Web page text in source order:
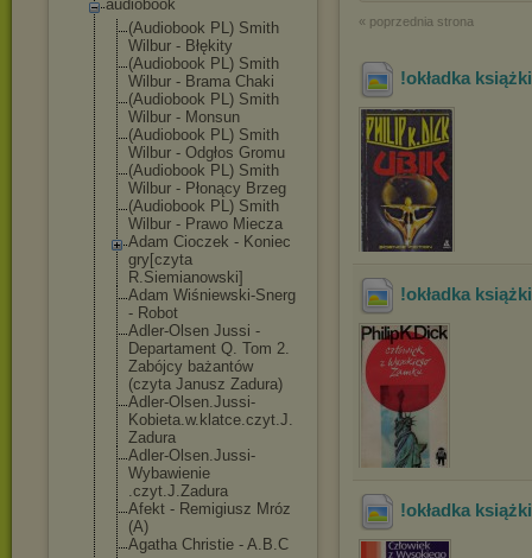
audiobook
(Audiobook PL) Smith
Wilbur - Błękity
(Audiobook PL) Smith
Wilbur - Brama Chaki
(Audiobook PL) Smith
Wilbur - Monsun
(Audiobook PL) Smith
Wilbur - Odgłos Gromu
(Audiobook PL) Smith
Wilbur - Płonący Brzeg
(Audiobook PL) Smith
Wilbur - Prawo Miecza
Adam Cioczek - Koniec
gry[czyta
R.Siemianowski]
Adam Wiśniewski-Snerg
- Robot
Adler-Olsen Jussi -
Departament Q. Tom 2.
Zabójcy bażantów
(czyta Janusz Zadura)
Adler-Olsen.Jussi-
Kobieta.w. klatce.czyt.J.
Zadura
Adler-Olsen.Jussi-
Wybawienie
.czyt.J.Zadura
Afekt - Remigiusz Mróz
(A)
Agatha Christie - A.B.C
« poprzednia strona
!okładka
!okładka
!okładka